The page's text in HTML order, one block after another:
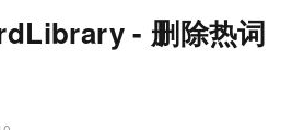
- 删除热词